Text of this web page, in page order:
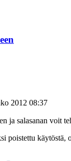
2012 08:37
ja salasanan voit
poistettu käytöstä,